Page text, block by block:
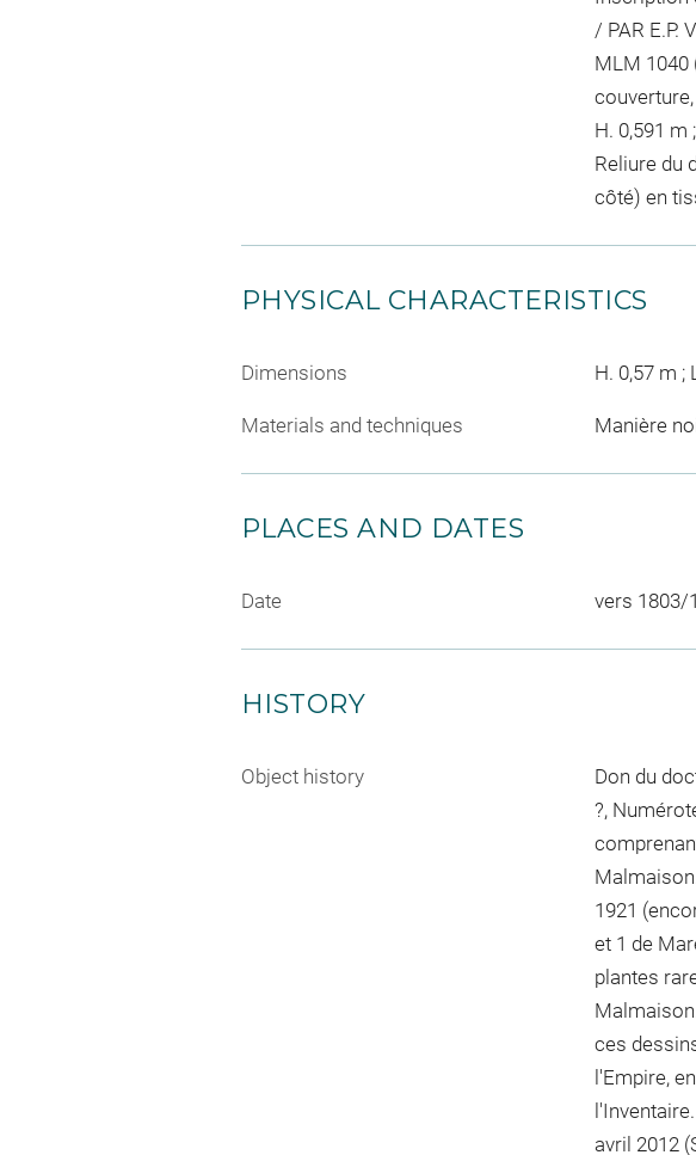
/ PAR E.P.
MLM 1040
H. 0,591 m
Reliure du
côté) en
PHYSICAL CHARACTERISTICS
Dimensions H. 0,57 m ;
Materials and techniques Manière
PLACES AND DATES
Date vers 1803/
HISTORY
Object history
Don du
?,
1921
et 1 de
plantes
ces
l'Empire,
avril 2012